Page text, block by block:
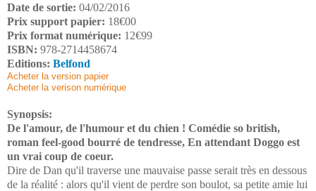
Date de sortie: 04/02/2016
Prix support papier: 18€00
Prix format numérique: 12€99
ISBN: 978-2714458674
Editions: Belfond
Acheter la version papier
Acheter la verison numérique
Synopsis:
De l'amour, de l'humour et du chien ! Comédie so british,
roman feel-good bourré de tendresse, En attendant Doggo est
un vrai coup de coeur.
Dire de Dan qu'il traverse une mauvaise passe serait très en dessous
de la réalité : alors qu'il vient de perdre son boulot, sa petite amie lui